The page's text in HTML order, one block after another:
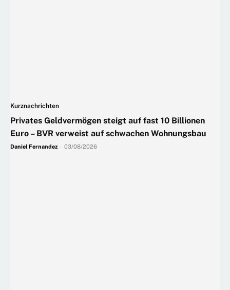
Kurznachrichten
Privates Geldvermögen steigt auf fast 10 Billionen
Euro – BVR verweist auf schwachen Wohnungsbau
Daniel Fernandez 03/08/2026